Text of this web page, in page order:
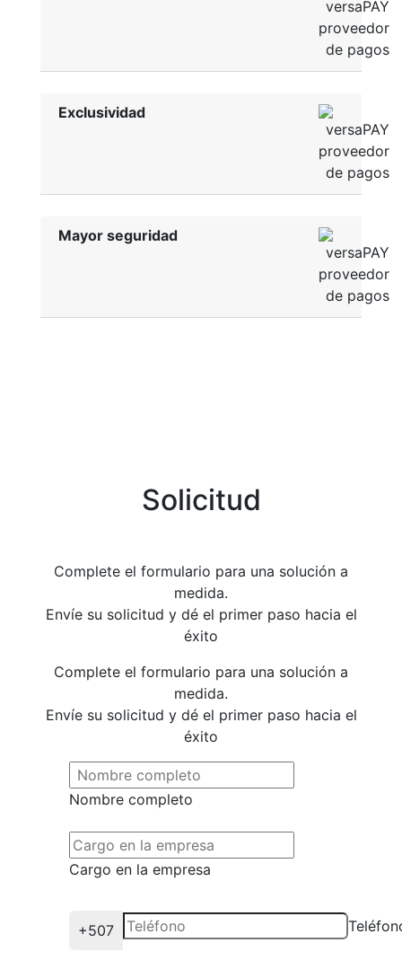
Exclusividad
Mayor seguridad
Solicitud
Complete el formulario para una solución a
medida.
Envíe su solicitud y dé el primer paso hacia el
éxito
Complete el formulario para una solución a
medida.
Envíe su solicitud y dé el primer paso hacia el
éxito
Nombre completo
Cargo en la empresa
+507